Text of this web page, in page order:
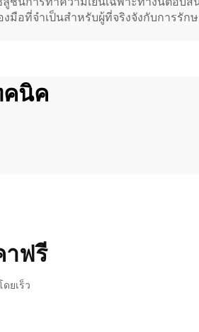
งมือที่จำเป็นสำหรับผู้ที่จริงจังกับการ
คนิค
าฟรี
ยเร็ว